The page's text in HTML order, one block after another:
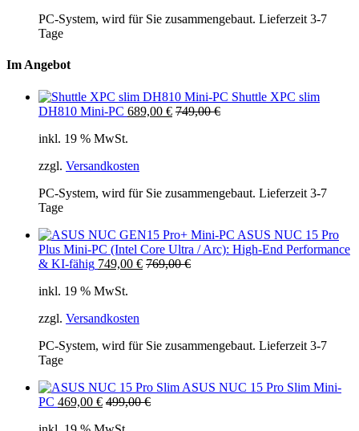
PC-System, wird für Sie zusammengebaut. Lieferzeit 3-7
Tage
Im Angebot
Shuttle XPC slim
DH810 Mini-PC 689,00 € 749,00€
inkl. 19 % MwSt.
zzgl. Versandkosten
PC-System, wird für Sie zusammengebaut. Lieferzeit 3-7
Tage
ASUS NUC 15 Pro
Plus Mini-PC (Intel Core Ultra / Arc): High-End Performance
& KI-fähig 749,00 € 769,00€
inkl. 19 % MwSt.
zzgl. Versandkosten
PC-System, wird für Sie zusammengebaut. Lieferzeit 3-7
Tage
ASUS NUC 15 Pro Slim Mini-
PC 469,00 € 499,00€